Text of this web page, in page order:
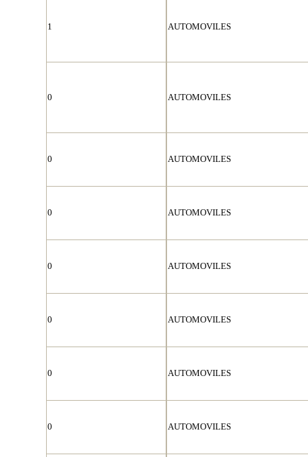
1 AUTOMOVILES
0 AUTOMOVILES
0 AUTOMOVILES
0 AUTOMOVILES
0 AUTOMOVILES
0 AUTOMOVILES
0 AUTOMOVILES
0 AUTOMOVILES